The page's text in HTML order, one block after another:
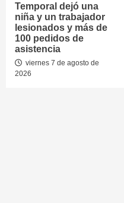
Temporal dejó una
niña y un trabajador
lesionados y más de
100 pedidos de
asistencia
viernes 7 de agosto de
2026